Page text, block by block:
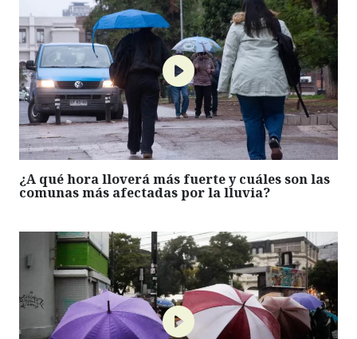
¿A qué hora lloverá más fuerte y cuáles son las
comunas más afectadas por la lluvia?